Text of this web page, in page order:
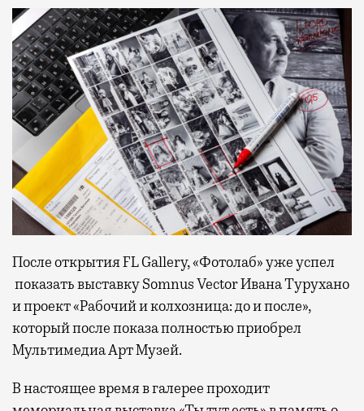
После открытия FL Gallery, «Фотолаб» уже успел
показать выставку Somnus Vector Ивана Турухано
и проект «Рабочий и колхозница: до и после»,
который после показа полностью приобрел
Мультимедиа Арт Музей.
В настоящее время в галерее проходит